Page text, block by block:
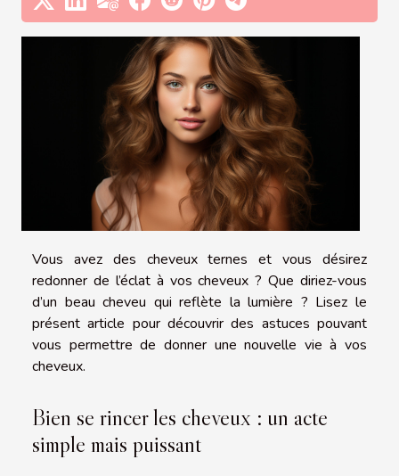
Vous avez des cheveux ternes et vous désirez
redonner de l’éclat à vos cheveux ? Que diriez-vous
d’un beau cheveu qui reflète la lumière ? Lisez le
présent article pour découvrir des astuces pouvant
vous permettre de donner une nouvelle vie à vos
cheveux.
Bien se rincer les cheveux : un acte
simple mais puissant